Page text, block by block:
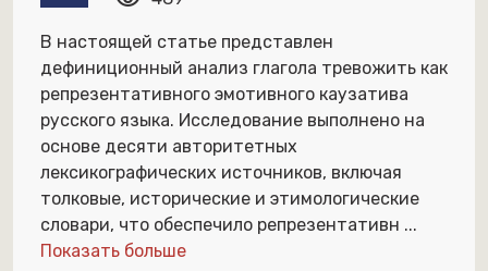
В настоящей статье представлен
дефиниционный анализ глагола тревожить как
репрезентативного эмотивного каузатива
русского языка. Исследование выполнено на
основе десяти авторитетных
лексикографических источников, включая
толковые, исторические и этимологические
словари, что обеспечило репрезентативн ...
Показать больше